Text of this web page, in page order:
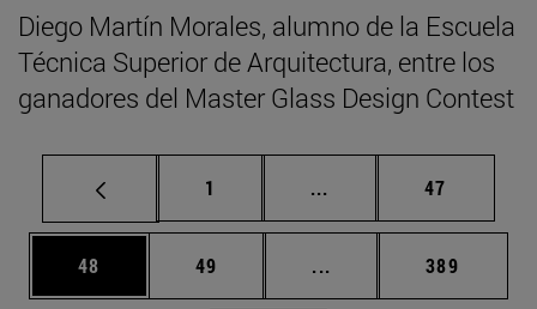
Diego Martín Morales, alumno de la Escuela
Técnica Superior de Arquitectura, entre los
ganadores del Master Glass Design Contest
Página
1 ... Páginas intermedias
Página
47
Página
48 Página
49 ... Páginas intermedias
Página
389